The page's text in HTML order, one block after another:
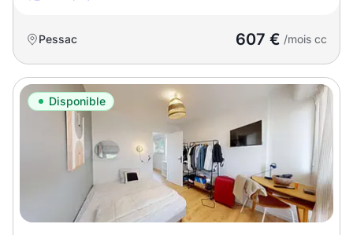
Pessac 607 € /mois cc
Disponible